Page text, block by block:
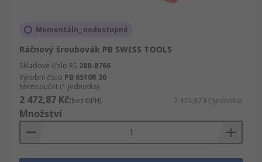
Momentáln_ nedostupné
Ráčnový šroubovák PB SWISS TOOLS
Skladové číslo RS 288-8766
Výrobní číslo PB 6510R 30
Mezisoučet (1 jednotka)
2 472,87 Kč(bez DPH) 2 472,87 Kč/jednotka
Množství